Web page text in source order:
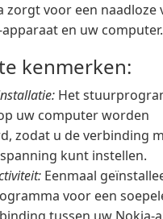
voor een naadloze
en uw computer.
kenmerken:
Het
uw computer worden
zodat u de verbinding
kunt instellen.
Eenmaal
voor een